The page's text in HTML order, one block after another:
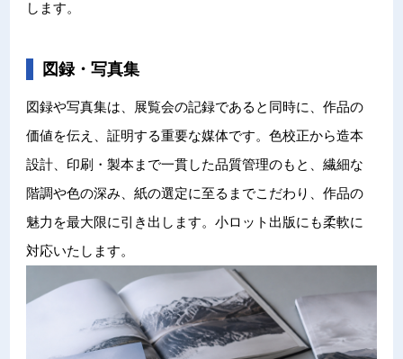
します。
図録・写真集
図録や写真集は、展覧会の記録であると同時に、作品の
価値を伝え、証明する重要な媒体です。色校正から造本
設計、印刷・製本まで一貫した品質管理のもと、繊細な
階調や色の深み、紙の選定に至るまでこだわり、作品の
魅力を最大限に引き出します。小ロット出版にも柔軟に
対応いたします。